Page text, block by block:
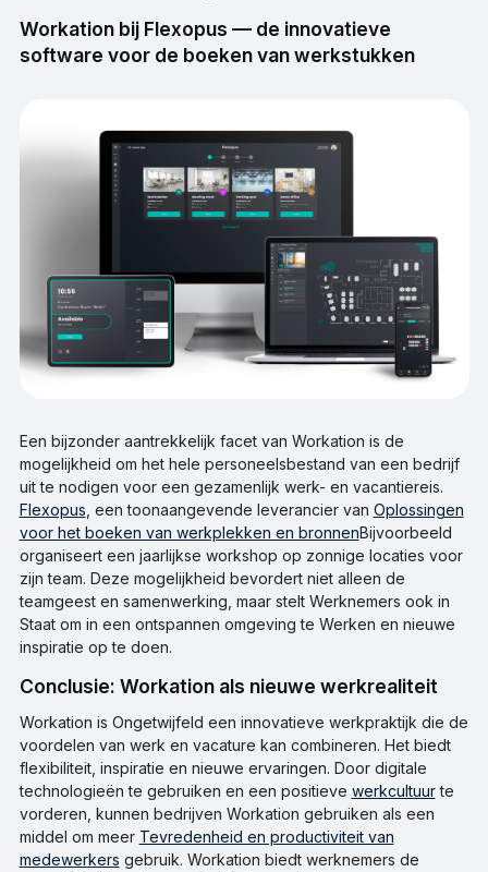
Workation bij Flexopus — de innovatieve
software voor de boeken van werkstukken
Een bijzonder aantrekkelijk facet van Workation is de
mogelijkheid om het hele personeelsbestand van een bedrijf
uit te nodigen voor een gezamenlijk werk- en vacantiereis.
Flexopus , een toonaangevende leverancier van Oplossingen
voor het boeken van werkplekken en bronnenBijvoorbeeld
organiseert een jaarlijkse workshop op zonnige locaties voor
zijn team. Deze mogelijkheid bevordert niet alleen de
teamgeest en samenwerking, maar stelt Werknemers ook in
Staat om in een ontspannen omgeving te Werken en nieuwe
inspiratie op te doen.
Conclusie: Workation als nieuwe werkrealiteit
Workation is Ongetwijfeld een innovatieve werkpraktijk die de
voordelen van werk en vacature kan combineren. Het biedt
flexibiliteit, inspiratie en nieuwe ervaringen. Door digitale
technologieën te gebruiken en een positieve werkcultuurte
vorderen, kunnen bedrijven Workation gebruiken als een
middel om meer Tevredenheid en productiviteit van
medewerkers gebruik. Workation biedt werknemers de